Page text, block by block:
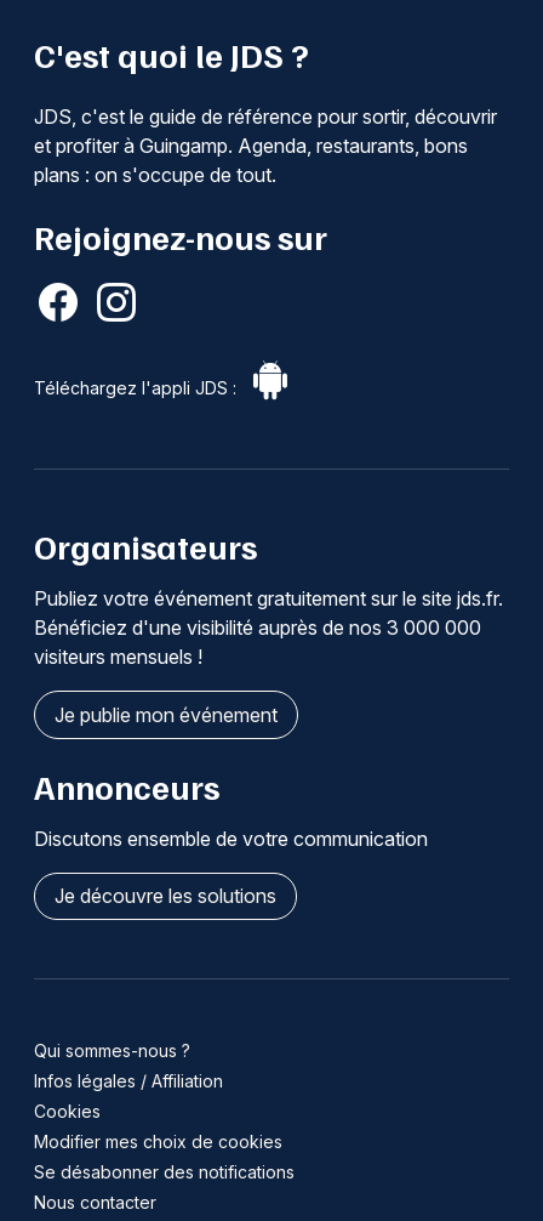
C'est quoi le JDS ?
JDS, c'est le guide de référence pour sortir, découvrir
et profiter à Guingamp. Agenda, restaurants, bons
plans : on s'occupe de tout.
Rejoignez-nous sur
Téléchargez l'appli JDS :
Organisateurs
Publiez votre événement gratuitement sur le site jds.fr.
Bénéficiez d'une visibilité auprès de nos 3 000 000
visiteurs mensuels !
Je publie mon événement
Annonceurs
Discutons ensemble de votre communication
Je découvre les solutions
Qui sommes-nous ?
Infos légales / Affiliation
Cookies
Modifier mes choix de cookies
Se désabonner des notifications
Nous contacter